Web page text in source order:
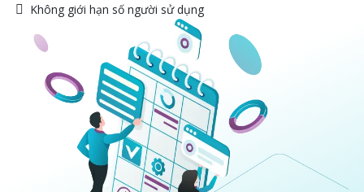
Không giới hạn số người sử dụng